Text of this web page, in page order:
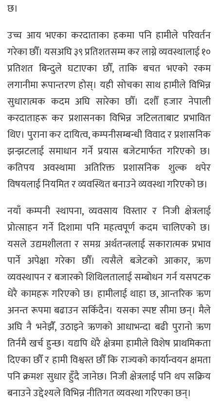
छ।
उच्च आय भएका करदाताका हकमा पनि हामीले परिवर्तन
गरेका छौँ। यसअघि ३९ प्रतिशतसम्म कर लाग्ने व्यवस्थालाई १०
प्रतिशत बिन्दुले घटाएका छौँ, ताकि बचत भएको रकम
लगानीमा रूपान्तरण होस्। यही सोचका साथ हामीले विभिन्न
सुधारात्मक कदम अघि सारेका छौँ। दशौँ हजार नेपाली
करदाताहरू कर प्रशासनका विभिन्न जटिलताबाट प्रभावित
थिए। पुराना कर दायित्व, कम्पनीसम्बन्धी विवाद र प्रशासनिक
झन्झटलाई समाधान गर्ने प्रयास बजेटमार्फत गरिएको छ।
कतिपय अवस्थामा अतिरिक्त प्रशासनिक शुल्क थपेर
विषयलाई नियमित र व्यवस्थित बनाउने व्यवस्था गरिएको छ।
नयाँ कम्पनी स्थापना, व्यवसाय विस्तार र निजी क्षेत्रलाई
प्रोत्साहन गर्ने दिशामा पनि महत्वपूर्ण कदम चालिएको छ।
यसले उद्यमशीलता र समग्र अर्थतन्त्रलाई सकारात्मक प्रभाव
पार्ने अपेक्षा गरेका छौँ। त्यसैले बजेटको आकार, ऋण
व्यवस्थापन र बजारको शिथिलतालाई सम्बोधन गर्न यसपटक
धेरै कामहरू गरिएको छ। हामीलाई थाहा छ, आन्तरिक ऋण
अनन्त रूपमा बढाउन सकिँदैन। यसका स्पष्ट सीमा छन्। मैले
अघि नै भनेझैँ, उठाइने ऋणको आधाभन्दा बढी पुरानो ऋण
तिर्नमै खर्च हुन्छ। यद्यपि धेरै क्षेत्रमा हामीले विशेष प्राथमिकता
दिएका छौँ र हामी विश्वस्त छौँ कि राज्यको कार्यान्वयन क्षमता
पनि क्रमशः सुधार हुँदै जानेछ। निजी क्षेत्रलाई पनि थप सक्रिय
बनाउने उद्देश्यले विभिन्न नीतिगत व्यवस्था गरिएका छन्।